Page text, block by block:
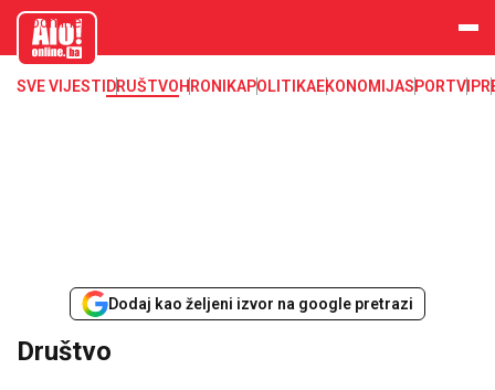
aloonline.b
SVE VIJESTI DRUŠTVOHRONIKAPOLITIKAEKONOMIJASPORTVIP
Dodaj kao željeni izvor na google pretrazi
Društvo